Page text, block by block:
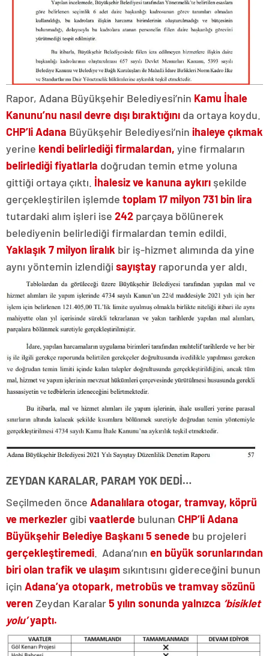
Rapor, Adana Büyükşehir Belediyesi’nin Kamu İhale
Kanunu’nu nasıl devre dışı bıraktığını da ortaya koydu.
CHP’li Adana Büyükşehir Belediyesi’nin ihaleye çıkmak
yerine kendi belirlediği firmalardan, yine firmaların
belirlediği fiyatlarla doğrudan temin etme yoluna
gittiği ortaya çıktı. İhalesiz ve kanuna aykırı şekilde
gerçekleştirilen işlemde toplam 17 milyon 731 bin lira
tutardaki alım işleri ise 242 parçaya bölünerek
belediyenin belirlediği firmalardan temin edildi.
Yaklaşık 7 milyon liralık bir iş-hizmet alımında da yine
aynı yöntemin izlendiği sayıştay raporunda yer aldı.
ZEYDAN KARALAR, PARAM YOK DEDİ…
Seçilmeden önce Adanalılara otogar, tramvay, köprü
ve merkezler gibi vaatlerde bulunan CHP’li Adana
Büyükşehir Belediye Başkanı 5 senede bu projeleri
gerçekleştiremedi . Adana’nın en büyük sorunlarından
biri olan trafik ve ulaşım sıkıntısını gidereceğini bunun
için Adana’ya otopark, metrobüs ve tramvay sözünü
veren Zeydan Karalar5 yılın sonunda yalnızca ‘bisiklet
yolu’yaptı.